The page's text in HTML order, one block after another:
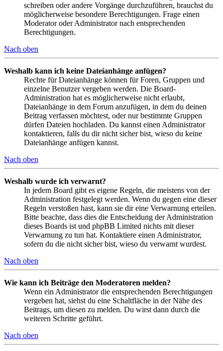
schreiben oder andere Vorgänge durchzuführen, brauchst du
möglicherweise besondere Berechtigungen. Frage einen
Moderator oder Administrator nach entsprechenden
Berechtigungen.
Nach oben
Weshalb kann ich keine Dateianhänge anfügen?
Rechte für Dateianhänge können für Foren, Gruppen und
einzelne Benutzer vergeben werden. Die Board-
Administration hat es möglicherweise nicht erlaubt,
Dateianhänge in dem Forum anzufügen, in dem du deinen
Beitrag verfassen möchtest, oder nur bestimmte Gruppen
dürfen Dateien hochladen. Du kannst einen Administrator
kontaktieren, falls du dir nicht sicher bist, wieso du keine
Dateianhänge anfügen kannst.
Nach oben
Weshalb wurde ich verwarnt?
In jedem Board gibt es eigene Regeln, die meistens von der
Administration festgelegt werden. Wenn du gegen eine dieser
Regeln verstoßen hast, kann sie dir eine Verwarnung erteilen.
Bitte beachte, dass dies die Entscheidung der Administration
dieses Boards ist und phpBB Limited nichts mit dieser
Verwarnung zu tun hat. Kontaktiere einen Administrator,
sofern du die nicht sicher bist, wieso du verwarnt wurdest.
Nach oben
Wie kann ich Beiträge den Moderatoren melden?
Wenn ein Administrator die entsprechenden Berechtigungen
vergeben hat, siehst du eine Schaltfläche in der Nähe des
Beitrags, um diesen zu melden. Du wirst dann durch die
weiteren Schritte geführt.
Nach oben